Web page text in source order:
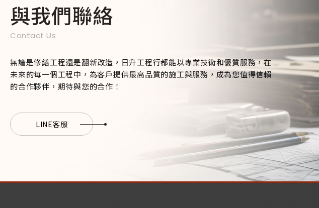
與我們聯絡
Contact Us
無論是修繕工程還是翻新改造，日升工程行都能以專業技術和優質服務，在
未來的每一個工程中，為客戶提供最高品質的施工與服務，成為您值得信賴
的合作夥伴，期待與您的合作！
LINE客服